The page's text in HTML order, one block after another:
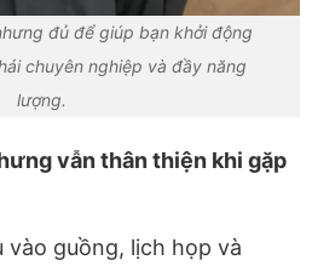
đủ để giúp bạn khởi động
chuyên nghiệp và đầy năng
lượng.
vẫn thân thiện khi gặp
vào guồng, lịch họp và